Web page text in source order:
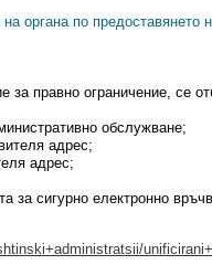
органа по предоставянето
за правно ограничение, се
обслужване;
адрес;
адрес;
за сигурно електронно